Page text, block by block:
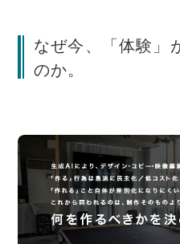
なぜ今、「体験」
のか。